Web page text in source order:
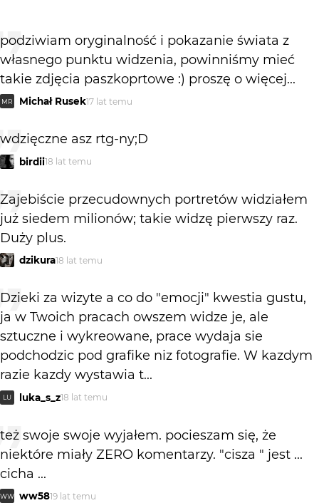
podziwiam oryginalność i pokazanie świata z
własnego punktu widzenia, powinniśmy mieć
takie zdjęcia paszkoprtowe :) proszę o więcej...
MR Michał Rusek17 lat temu
wdzięczne asz rtg-ny;D
birdii18 lat temu
Zajebiście przecudownych portretów widziałem
już siedem milionów; takie widzę pierwszy raz.
Duży plus.
dzikura18 lat temu
Dzieki za wizyte a co do "emocji" kwestia gustu,
ja w Twoich pracach owszem widze je, ale
sztuczne i wykreowane, prace wydaja sie
podchodzic pod grafike niz fotografie. W kazdym
razie kazdy wystawia t...
LU luka_s_z18 lat temu
też swoje swoje wyjałem. pocieszam się, że
niektóre miały ZERO komentarzy. "cisza " jest ...
cicha ...
WW ww5819 lat temu